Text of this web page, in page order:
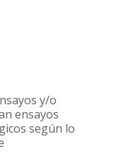
y/o
ensayos
según lo